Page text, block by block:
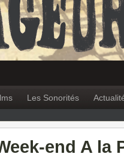
Les Sonorités
end A la